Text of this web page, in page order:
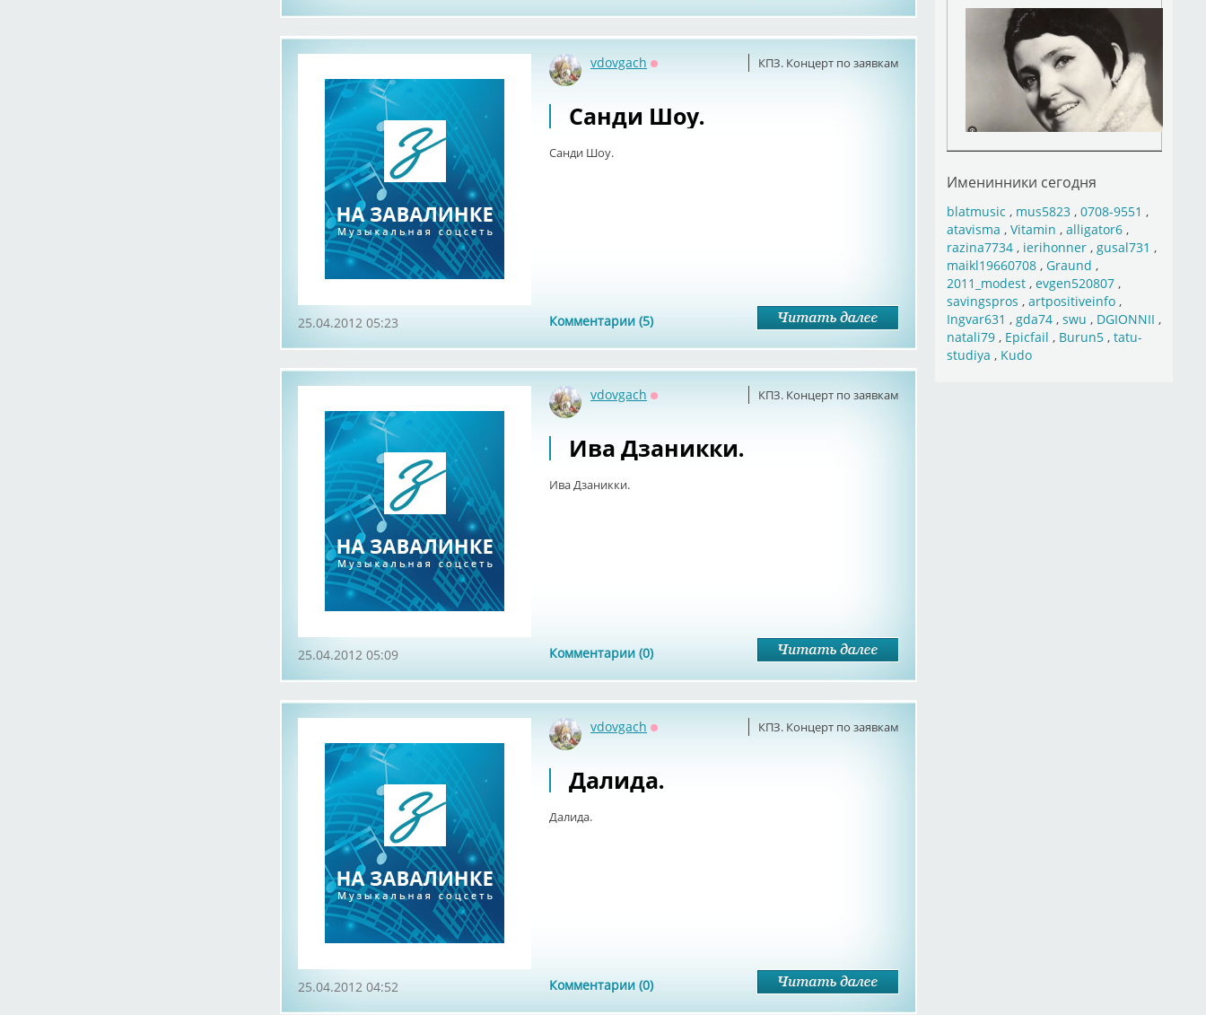
КПЗ. Концерт по заявкам
vdovgach
Санди Шоу.
Санди Шоу.
Комментарии (5)
25.04.2012 05:23
КПЗ. Концерт по заявкам
vdovgach
Ива Дзаникки.
Ива Дзаникки.
Комментарии (0)
25.04.2012 05:09
КПЗ. Концерт по заявкам
vdovgach
Далида.
Далида.
Комментарии (0)
25.04.2012 04:52
Именинники сегодня
blatmusic , mus5823, 0708-9551 ,
atavisma , Vitamin , alligator6,
razina7734, ierihonner, gusal731 ,
maikl19660708, Graund ,
2011_modest, evgen520807,
savingspros , artpositiveinfo,
Ingvar631 , gda74, swu , DGIONNII ,
natali79, Epicfail , Burun5, tatu-
studiya , Kudo